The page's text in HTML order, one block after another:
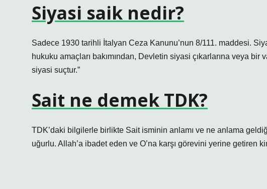
Siyasi saik nedir?
Sadece 1930 tarihli İtalyan Ceza Kanunu’nun 8/111. maddesi.
hukuku amaçları bakımından, Devletin siyasi çıkarlarına veya bir
siyasi suçtur.”
Sait ne demek TDK?
TDK’daki bilgilerle birlikte Sait isminin anlamı ve ne anlama
uğurlu. Allah’a ibadet eden ve O’na karşı görevini yerine getiren